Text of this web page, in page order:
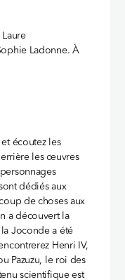
Ladonne. À
écoutez les
les œuvres
dédiés aux
de choses aux
a découvert la
Joconde a été
Henri IV,
Pazuzu, le roi des
scientifique est